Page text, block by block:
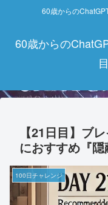
60歳からの
60歳からの
【21日目】ブ
におすすめ『
100日チャレンジ